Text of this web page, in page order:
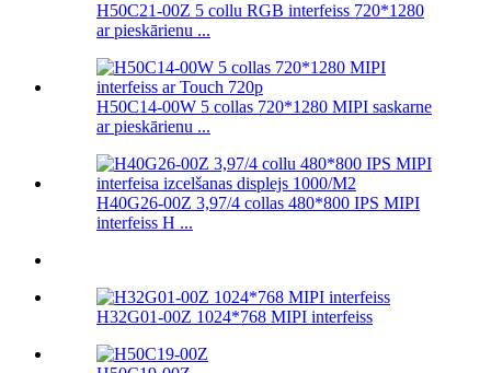
H50C21-00Z 5 collu RGB interfeiss 720*1280
ar pieskārienu ...
H50C14-00W 5 collas 720*1280 MIPI saskarne
ar pieskārienu ...
H40G26-00Z 3,97/4 collas 480*800 IPS MIPI
interfeiss H ...
H32G01-00Z 1024*768 MIPI interfeiss